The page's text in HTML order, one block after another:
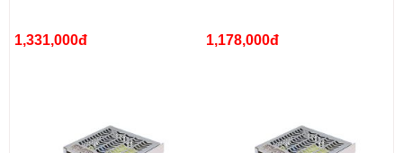
1,331,000đ 1,178,000đ